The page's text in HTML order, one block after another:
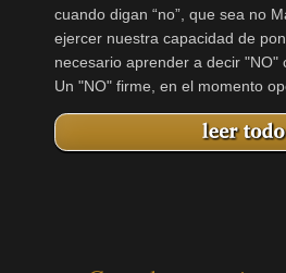
cuando digan “no”, que sea no
ejercer nuestra capacidad de
necesario aprender a decir "NO"
Un "NO" firme, en el momento